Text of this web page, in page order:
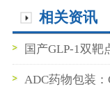
相关资讯
国产GLP-1双
机遇窗口
ADC药物包装